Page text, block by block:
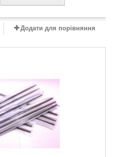
Додати для порівняння